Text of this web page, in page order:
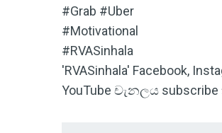
#Grab #Uber
#Motivational
#RVASinhala
'RVASinhala' Facebook,
YouTube චැනලය